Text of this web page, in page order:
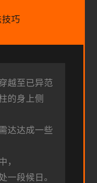
巧
越至已异范
的身上侧
达达成一些
，
一段候日。